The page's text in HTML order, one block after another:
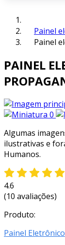
Painel
Painel
PAINEL
Algumas
ilustrativas e
Humanos.
4.6
(10 avaliações)
Produto:
Painel Eletrônico